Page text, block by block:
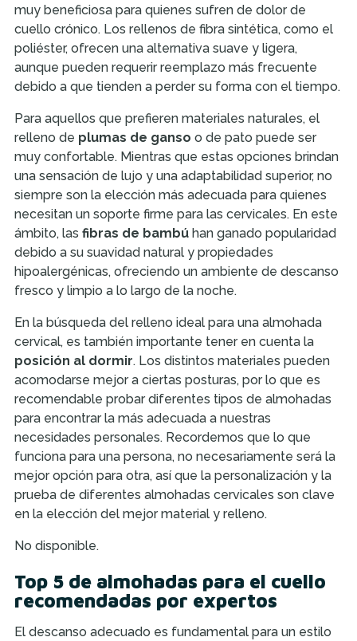
muy beneficiosa para quienes sufren de dolor de
cuello crónico. Los rellenos de fibra sintética, como el
poliéster, ofrecen una alternativa suave y ligera,
aunque pueden requerir reemplazo más frecuente
debido a que tienden a perder su forma con el tiempo.
Para aquellos que prefieren materiales naturales, el
relleno de plumas de ganso o de pato puede ser
muy confortable. Mientras que estas opciones brindan
una sensación de lujo y una adaptabilidad superior, no
siempre son la elección más adecuada para quienes
necesitan un soporte firme para las cervicales. En este
ámbito, las fibras de bambú han ganado popularidad
debido a su suavidad natural y propiedades
hipoalergénicas, ofreciendo un ambiente de descanso
fresco y limpio a lo largo de la noche.
En la búsqueda del relleno ideal para una almohada
cervical, es también importante tener en cuenta la
posición al dormir. Los distintos materiales pueden
acomodarse mejor a ciertas posturas, por lo que es
recomendable probar diferentes tipos de almohadas
para encontrar la más adecuada a nuestras
necesidades personales. Recordemos que lo que
funciona para una persona, no necesariamente será la
mejor opción para otra, así que la personalización y la
prueba de diferentes almohadas cervicales son clave
en la elección del mejor material y relleno.
No disponible.
Top 5 de almohadas para el cuello
recomendadas por expertos
El descanso adecuado es fundamental para un estilo